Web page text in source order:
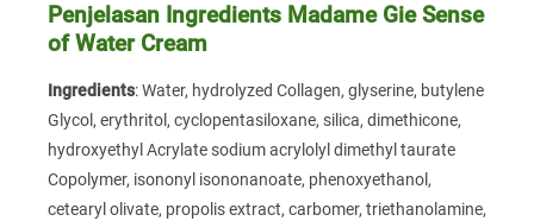
Penjelasan Ingredients Madame Gie Sense
of Water Cream
Ingredients: Water, hydrolyzed Collagen, glyserine, butylene
Glycol, erythritol, cyclopentasiloxane, silica, dimethicone,
hydroxyethyl Acrylate sodium acrylolyl dimethyl taurate
Copolymer, isononyl isononanoate, phenoxyethanol,
cetearyl olivate, propolis extract, carbomer, triethanolamine,